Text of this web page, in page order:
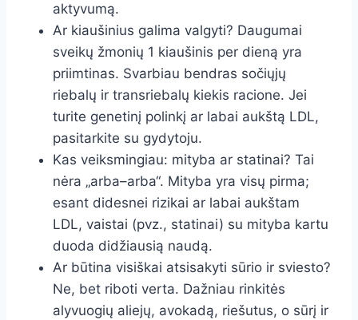
aktyvumą.
Ar kiaušinius galima valgyti? Daugumai
sveikų žmonių 1 kiaušinis per dieną yra
priimtinas. Svarbiau bendras sočiųjų
riebalų ir transriebalų kiekis racione. Jei
turite genetinį polinkį ar labai aukštą LDL,
pasitarkite su gydytoju.
Kas veiksmingiau: mityba ar statinai? Tai
nėra „arba–arba“. Mityba yra visų pirma;
esant didesnei rizikai ar labai aukštam
LDL, vaistai (pvz., statinai) su mityba kartu
duoda didžiausią naudą.
Ar būtina visiškai atsisakyti sūrio ir sviesto?
Ne, bet riboti verta. Dažniau rinkitės
alyvuogių aliejų, avokadą, riešutus, o sūrį ir